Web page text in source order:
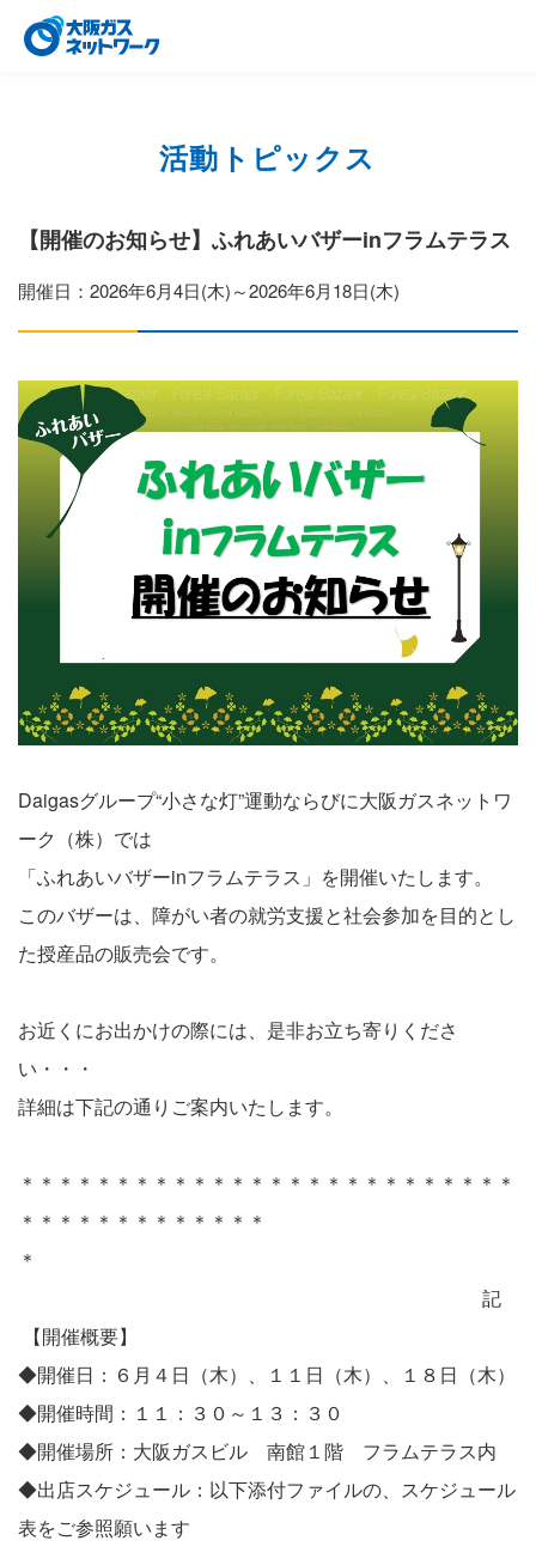
活動トピックス
【開催のお知らせ】ふれあいバザーinフラムテラス
開催日：2026年6月4日(木)～2026年6月18日(木)
Daigasグループ“小さな灯”運動ならびに大阪ガスネットワ
ーク（株）では
「ふれあいバザーinフラムテラス」を開催いたします。
このバザーは、障がい者の就労支援と社会参加を目的とし
た授産品の販売会です。
お近くにお出かけの際には、是非お立ち寄りくださ
い・・・
詳細は下記の通りご案内いたします。
＊＊＊＊＊＊＊＊＊＊＊＊＊＊＊＊＊＊＊＊＊＊＊＊＊＊
＊＊＊＊＊＊＊＊＊＊＊＊＊
＊
記
【開催概要】
◆開催日：６月４日（木）、１１日（木）、１８日（木）
◆開催時間：１１：３０～１３：３０
◆開催場所：大阪ガスビル 南館１階 フラムテラス内
◆出店スケジュール：以下添付ファイルの、スケジュール
表をご参照願います